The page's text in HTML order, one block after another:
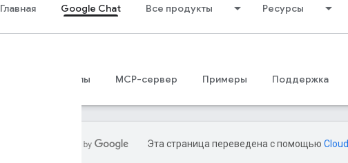
Главная Google Chat Все продукты Ресурсы
материалы MCP-сервер Примеры Поддержка
Эта страница переведена с помощью